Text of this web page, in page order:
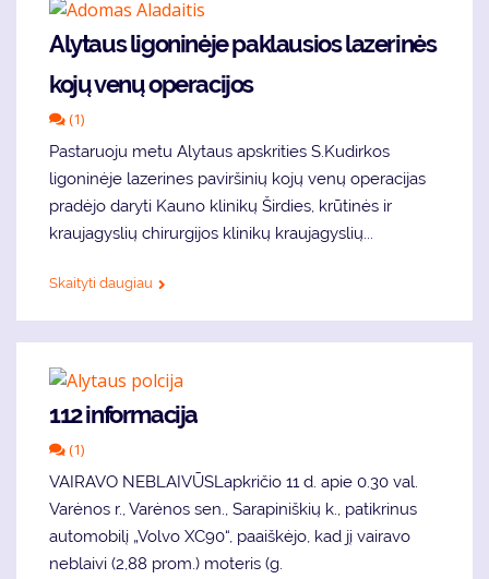
Alytaus ligoninėje paklausios lazerinės
kojų venų operacijos
(1)
Pastaruoju metu Alytaus apskrities S.Kudirkos
ligoninėje lazerines paviršinių kojų venų operacijas
pradėjo daryti Kauno klinikų Širdies, krūtinės ir
kraujagyslių chirurgijos klinikų kraujagyslių...
Skaityti daugiau
112 informacija
(1)
VAIRAVO NEBLAIVŪSLapkričio 11 d. apie 0.30 val.
Varėnos r., Varėnos sen., Sarapiniškių k., patikrinus
automobilį „Volvo XC90“, paaiškėjo, kad jį vairavo
neblaivi (2,88 prom.) moteris (g.